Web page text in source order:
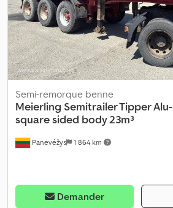
Panevėžys 1 864 km
Semi-remorque benne
Meierling Semitrailer Tipper Alu-
square sided body 23m³
Demander